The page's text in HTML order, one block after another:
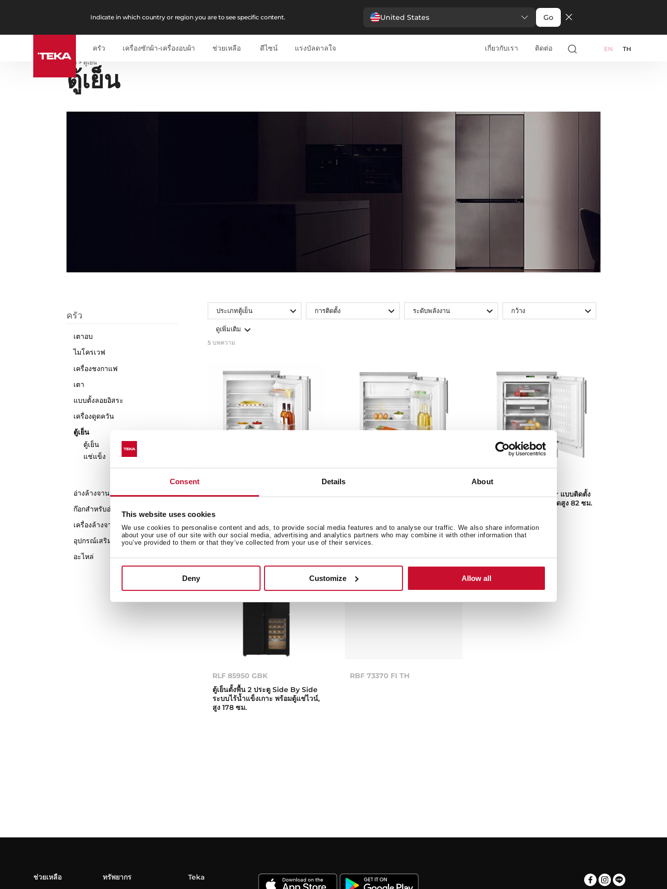
Consent Details About
This website uses cookies
We use cookies to personalise content and ads, to provide social media features and to analyse our traffic. We also share information
about your use of our site with our social media, advertising and analytics partners who may combine it with other information that
you’ve provided to them or that they’ve collected from your use of their services.
Deny Customize Allow all
Indicate in which country or region you are to see specific content. United States Go
ครัว เครื่องซักผ้า-เครื่องอบผ้า ช่วยเหลือ ดีไซน์ แรงบัลดาลใจ เกี่ยวกับเรา ติดต่อ EN
TH
ครัว >ตู้เย็น
ตู้เย็น
ครัว
เตาอบ
ไมโครเวฟ
เครื่องชงกาแฟ
เตา
แบบตั้งลอยอิสระ
เครื่องดูดควัน
ตู้เย็น
ตู้เย็น
แช่แข็ง
อ่างล้างจาน
ก๊อกสำหรับอ่างล้างจาน
เครื่องล้างจาน
อุปกรณ์เสริม
อะไหล่
ประเภทตู้เย็น การติดตั้ง ระดับพลังงาน กว้าง
ดูเพิ่มเติม
5 บทความ
ตู้แช่เย็น แบบติดตั้งใต้เคาน์เตอร์
ซม.
Artic TGI2 120 D
ตู้แช่แข็ง Built-under แบบติดตั้ง
ใต้เคาน์เตอร์ท็อป, ขนาดสูง 82 ซม.
ใหม่
RLF 85950 GBK
ตู้เย็นตั้งพื้น 2 ประตู Side By Side
ระบบไร้น้ำแข็งเกาะ พร้อมตู้แช่ไวน์,
สูง 178 ซม.
RBF 73370 FI TH
ช่วยเหลือ ทรัพยากร Teka